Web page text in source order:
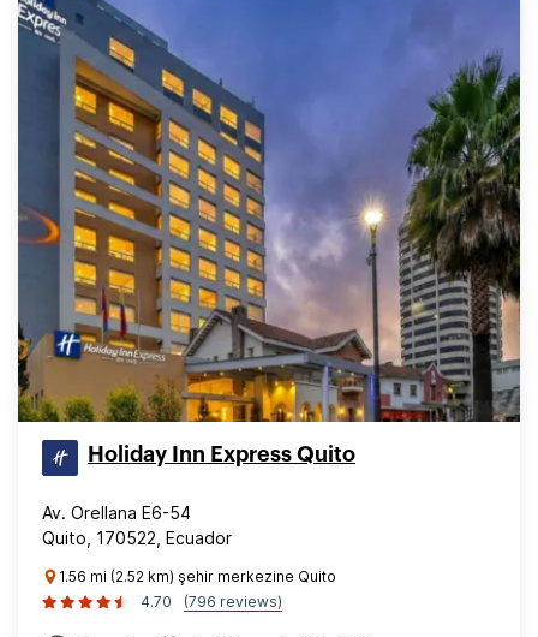
Holiday Inn Express Quito
Av. Orellana E6-54
Quito, 170522, Ecuador
1.56 mi (2.52 km) şehir merkezine Quito
4.70
(796 reviews)